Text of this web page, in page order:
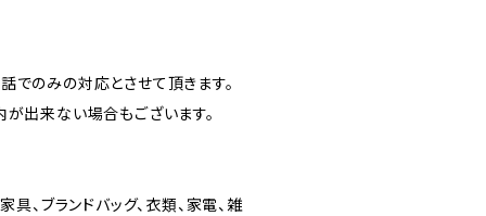
のみの対応とさせて頂きます。
出来ない場合もございます。
、ブランドバッグ、衣類、家電、雑